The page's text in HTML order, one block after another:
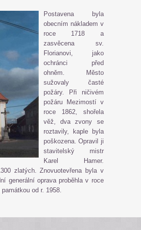
Postavena byla
obecním nákladem v
roce 1718 a
zasvěcena sv.
Florianovi, jako
ochránci před
ohněm. Město
sužovaly časté
požáry. Při ničivém
požáru Mezimostí v
roce 1862, shořela
věž, dva zvony se
roztavily, kaple byla
poškozena. Opravil ji
stavitelský mistr
Karel Hamer.
zlatých. Znovuotevřena byla v
generální oprava proběhla v roce
od r. 1958.